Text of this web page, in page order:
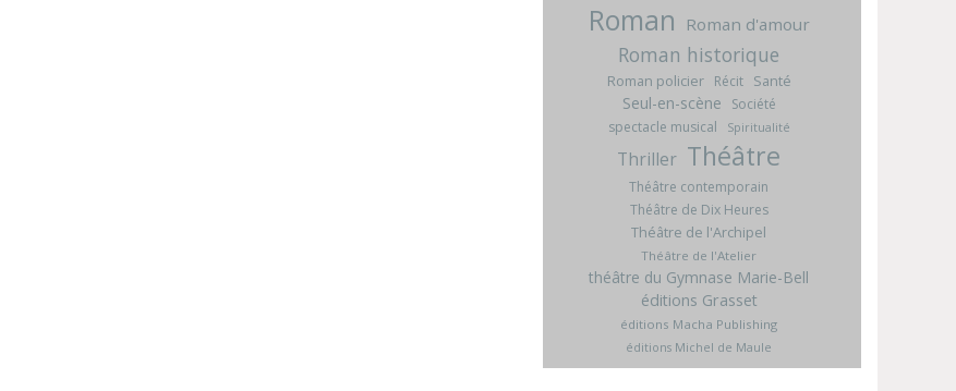
Roman Roman d'amour
Roman historique
Roman policier Récit Santé
Seul-en-scène
Société
spectacle musical
Spiritualité
Thriller Théâtre
Théâtre contemporain
Théâtre de Dix Heures
Théâtre de l'Archipel
Théâtre de l'Atelier
théâtre du Gymnase Marie-Bell
éditions Grasset
éditions Macha Publishing
éditions Michel de Maule